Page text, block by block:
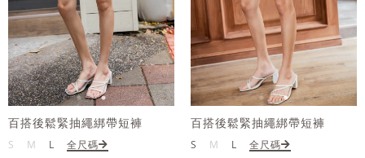
百搭後鬆緊抽繩綁帶短褲
S M L 全尺碼
百搭後鬆緊抽繩綁帶短褲
S M L 全尺碼